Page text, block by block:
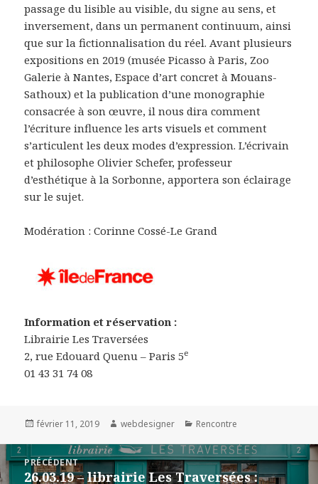
passage du lisible au visible, du signe au sens, et
inversement, dans un permanent continuum, ainsi
que sur la fictionnalisation du réel. Avant plusieurs
expositions en 2019 (musée Picasso à Paris, Zoo
Galerie à Nantes, Espace d’art concret à Mouans-
Sathoux) et la publication d’une monographie
consacrée à son œuvre, il nous dira comment
l’écriture influence les arts visuels et comment
s’articulent les deux modes d’expression. L’écrivain
et philosophe Olivier Schefer, professeur
d’esthétique à la Sorbonne, apportera son éclairage
sur le sujet.
Modération : Corinne Cossé-Le Grand
Information et réservation :
Librairie Les Traversées
2, rue Edouard Quenu – Paris 5e
01 43 31 74 08
Publié
février 11, 2019 Auteur
webdesigner Catégories
Rencontre
Navigation
de
PRÉCÉDENT
Article
26.03.19 – librairie Les Traversées :